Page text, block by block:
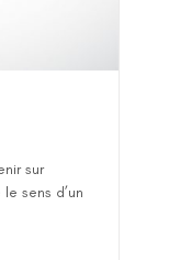
sur
sens d’un